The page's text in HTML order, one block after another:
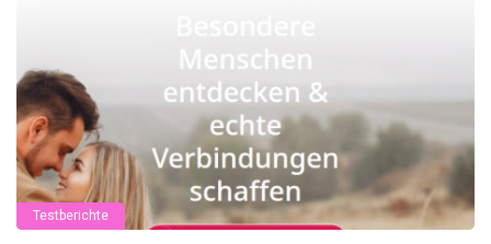
Testberichte